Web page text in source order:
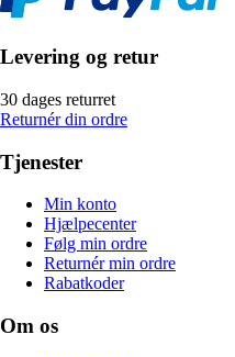
Levering og retur
30 dages returret
Returnér din ordre
Tjenester
Min konto
Hjælpecenter
Følg min ordre
Returnér min ordre
Rabatkoder
Om os